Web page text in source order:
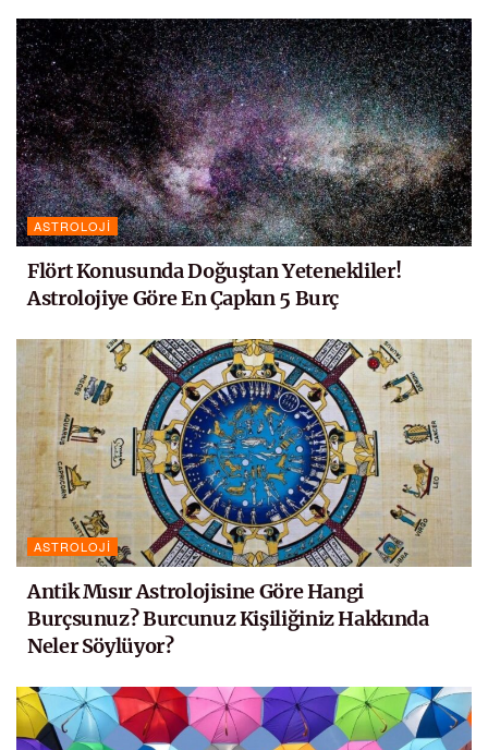
ASTROLOJI
Flört Konusunda Doğuştan Yetenekliler!
Astrolojiye Göre En Çapkın 5 Burç
ASTROLOJI
Antik Mısır Astrolojisine Göre Hangi
Burçsunuz? Burcunuz Kişiliğiniz Hakkında
Neler Söylüyor?